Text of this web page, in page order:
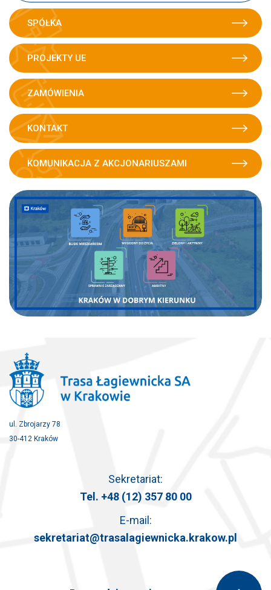
SPÓŁKA
PROJEKTY UE
ZAMÓWIENIA
KONTAKT
KOMUNIKACJA Z AKCJONARIUSZAMI
ul. Zbrojarzy 78
30-412 Kraków
Sekretariat:
Tel. +48 (12) 357 80 00
E-mail:
sekretariat@trasalagiewnicka.krakow.pl